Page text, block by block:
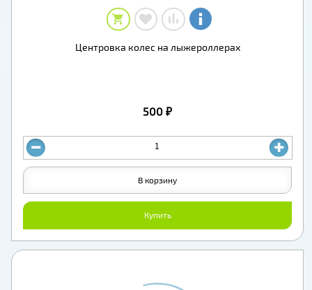
Центровка колес на лыжероллерах
500 ₽
Купить
В корзину